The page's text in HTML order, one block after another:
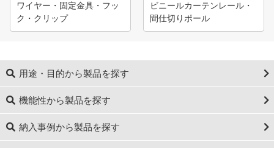
ワイヤー・固定金具・フッ
ク・クリップ
ビニールカーテンレール・
間仕切りポール
用途・目的から製品を探す
機能性から製品を探す
納入事例から製品を探す